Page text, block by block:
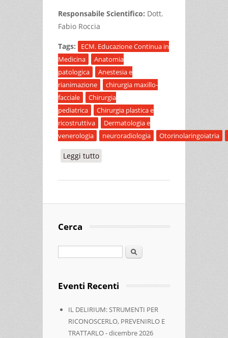
Responsabile Scientifico: Dott.
Fabio Roccia
Tags:
ECM. Educazione Continua in
Medicina
Anatomia
patologica
Anestesia e
rianimazione
chirurgia maxillo-
facciale
Chirurgia
pediatrica
Chirurgia plastica e
ricostruttiva
Dermatologia e
venerologia
neuroradiologia Otorinolaringoiatria
Leggi tutto
Cerca
Cerca
Eventi Recenti
IL DELIRIUM: STRUMENTI PER
RICONOSCERLO, PREVENIRLO E
TRATTARLO - dicembre 2026